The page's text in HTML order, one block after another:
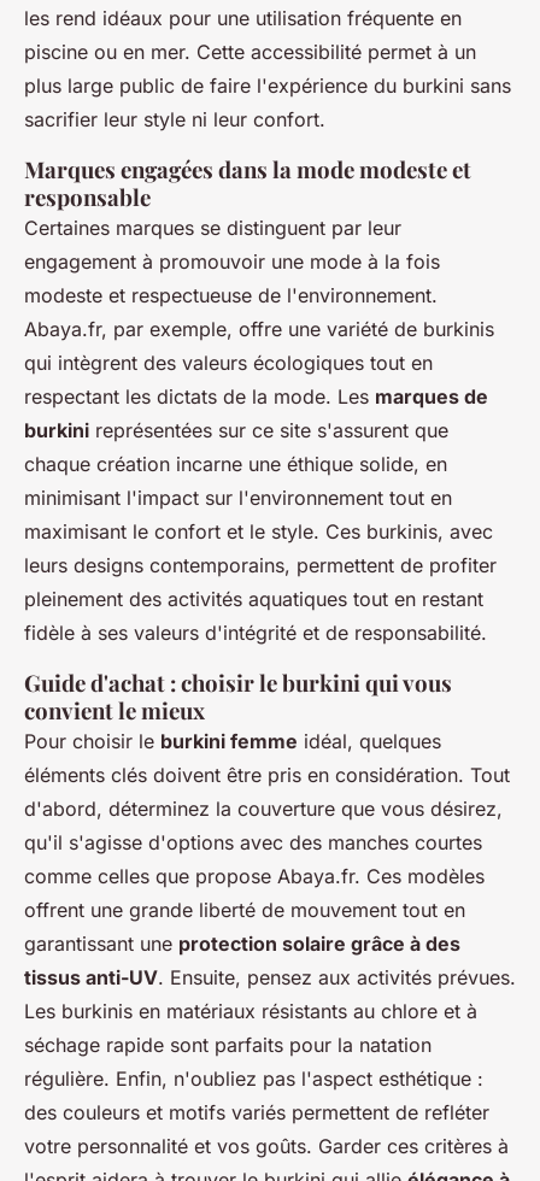
les rend idéaux pour une utilisation fréquente en
piscine ou en mer. Cette accessibilité permet à un
plus large public de faire l'expérience du burkini sans
sacrifier leur style ni leur confort.
Marques engagées dans la mode modeste et
responsable
Certaines marques se distinguent par leur
engagement à promouvoir une mode à la fois
modeste et respectueuse de l'environnement.
Abaya.fr, par exemple, offre une variété de burkinis
qui intègrent des valeurs écologiques tout en
respectant les dictats de la mode. Les marques de
burkini représentées sur ce site s'assurent que
chaque création incarne une éthique solide, en
minimisant l'impact sur l'environnement tout en
maximisant le confort et le style. Ces burkinis, avec
leurs designs contemporains, permettent de profiter
pleinement des activités aquatiques tout en restant
fidèle à ses valeurs d'intégrité et de responsabilité.
Guide d'achat : choisir le burkini qui vous
convient le mieux
Pour choisir le burkini femme idéal, quelques
éléments clés doivent être pris en considération. Tout
d'abord, déterminez la couverture que vous désirez,
qu'il s'agisse d'options avec des manches courtes
comme celles que propose Abaya.fr. Ces modèles
offrent une grande liberté de mouvement tout en
garantissant une protection solaire grâce à des
tissus anti-UV. Ensuite, pensez aux activités prévues.
Les burkinis en matériaux résistants au chlore et à
séchage rapide sont parfaits pour la natation
régulière. Enfin, n'oubliez pas l'aspect esthétique :
des couleurs et motifs variés permettent de refléter
votre personnalité et vos goûts. Garder ces critères à